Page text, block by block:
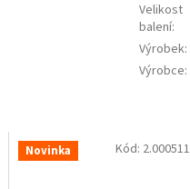
Velikost
balení:
Výrobek:
Výrobce:
Novinka Kód: 2.000511